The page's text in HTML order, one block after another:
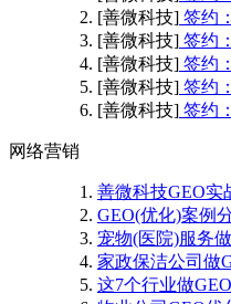
[善微科技] 签约
[善微科技] 签约
[善微科技] 签约
[善微科技] 签约
[善微科技] 签约
网络营销
善微科技GEO实
GEO(优化)案例
宠物(医院)服务
家政保洁公司做
这7个行业做